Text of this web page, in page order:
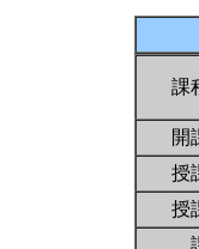
課
開
授
授